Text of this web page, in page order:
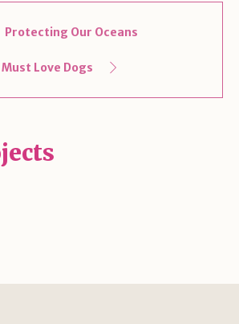
Protecting Our Oceans
Must Love Dogs